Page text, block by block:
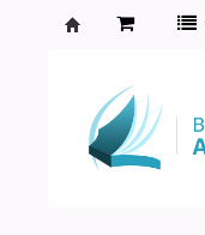
Agamenon
Magalhães